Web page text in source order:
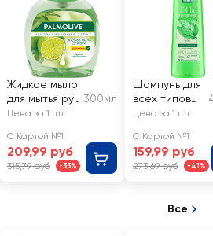
Жидкое мыло
для мытья рук
PALMOLIVE
щее запах с
антибактери
альным
300мл
Цена за 1 шт
С Картой №1
209,99 руб
315,79 руб -33%
Шампунь для
всех типов
волос
ЛИНИЯ
Крапива, на
отваре
Цена за 1 шт
С Картой №1
159,99 руб
273,69 руб -41%
Все